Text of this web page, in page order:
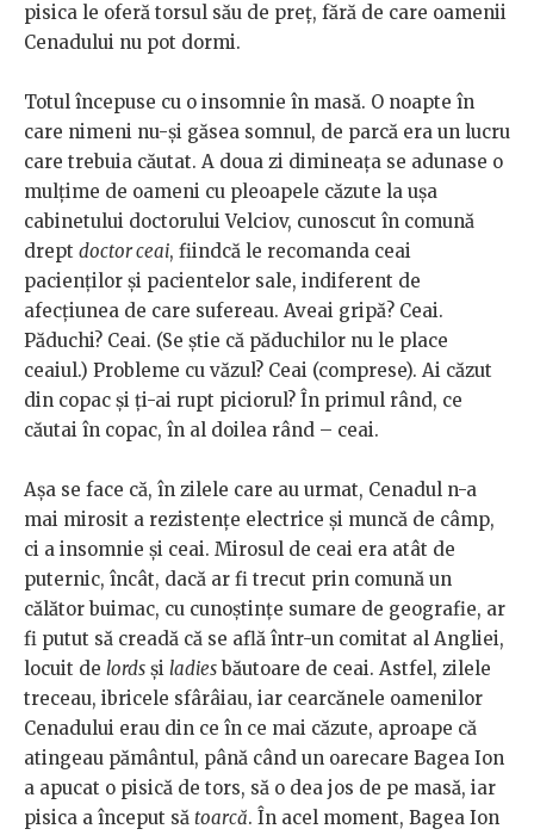
pisica le oferă torsul său de preț, fără de care oamenii
Cenadului nu pot dormi.
Totul începuse cu o insomnie în masă. O noapte în
care nimeni nu-și găsea somnul, de parcă era un lucru
care trebuia căutat. A doua zi dimineața se adunase o
mulțime de oameni cu pleoapele căzute la ușa
cabinetului doctorului Velciov, cunoscut în comună
drept doctor ceai, fiindcă le recomanda ceai
pacienților și pacientelor sale, indiferent de
afecțiunea de care sufereau. Aveai gripă? Ceai.
Păduchi? Ceai. (Se știe că păduchilor nu le place
ceaiul.) Probleme cu văzul? Ceai (comprese). Ai căzut
din copac și ți-ai rupt piciorul? În primul rând, ce
căutai în copac, în al doilea rând – ceai.
Așa se face că, în zilele care au urmat, Cenadul n-a
mai mirosit a rezistențe electrice și muncă de câmp,
ci a insomnie și ceai. Mirosul de ceai era atât de
puternic, încât, dacă ar fi trecut prin comună un
călător buimac, cu cunoștințe sumare de geografie, ar
fi putut să creadă că se află într-un comitat al Angliei,
locuit de lords și ladies băutoare de ceai. Astfel, zilele
treceau, ibricele sfârâiau, iar cearcănele oamenilor
Cenadului erau din ce în ce mai căzute, aproape că
atingeau pământul, până când un oarecare Bagea Ion
a apucat o pisică de tors, să o dea jos de pe masă, iar
pisica a început să toarcă. În acel moment, Bagea Ion